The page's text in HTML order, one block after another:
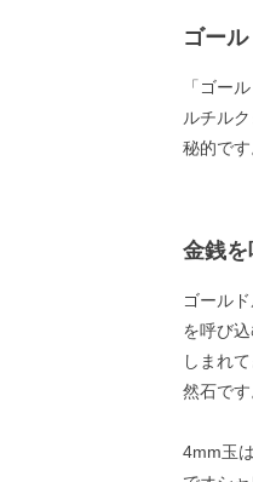
ゴー
「ゴー
ルチル
秘的です
金銭
ゴール
を呼び
しまれ
然石です
4mm玉